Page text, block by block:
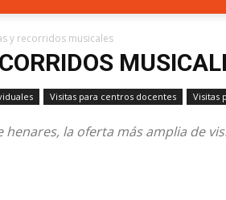
y recorridos musicales
Visitas para centros docentes Visitas
henares, la oferta más amplia de